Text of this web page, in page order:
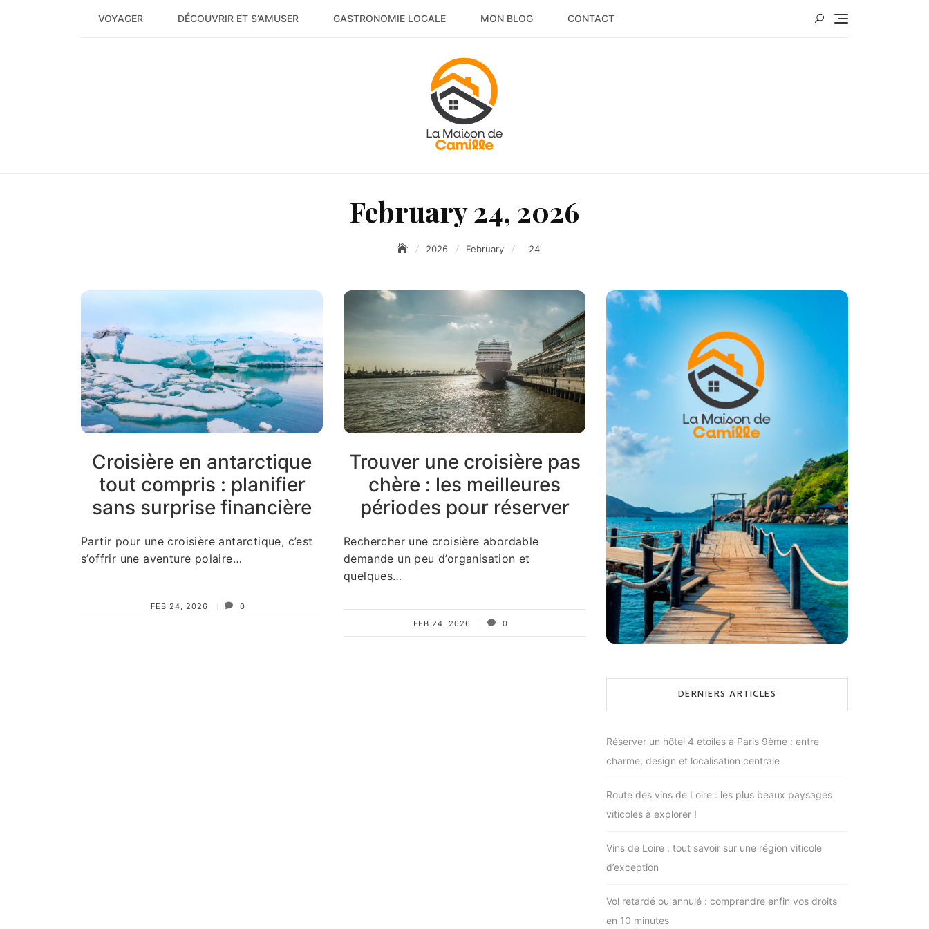
VOYAGER DÉCOUVRIR ET S’AMUSER GASTRONOMIE LOCALE MON BLOG CONTACT
February 24, 2026
2026 February 24
Croisière en antarctique
tout compris : planifier
sans surprise financière
Partir pour une croisière antarctique, c’est
s’offrir une aventure polaire…
FEB 24, 2026 0
Trouver une croisière pas
chère : les meilleures
périodes pour réserver
Rechercher une croisière abordable
demande un peu d’organisation et
quelques…
FEB 24, 2026 0
DERNIERS ARTICLES
Réserver un hôtel 4 étoiles à Paris 9ème : entre
charme, design et localisation centrale
Route des vins de Loire : les plus beaux paysages
viticoles à explorer !
Vins de Loire : tout savoir sur une région viticole
d’exception
Vol retardé ou annulé : comprendre enfin vos droits
en 10 minutes